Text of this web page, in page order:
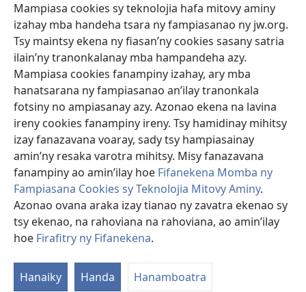
Mampiasa cookies sy teknolojia hafa mitovy aminy
izahay mba handeha tsara ny fampiasanao ny jw.org.
Tsy maintsy ekena ny fiasan’ny cookies sasany satria
ilain’ny tranonkalanay mba hampandeha azy.
Mampiasa cookies fanampiny izahay, ary mba
hanatsarana ny fampiasanao an’ilay tranonkala
fotsiny no ampiasanay azy. Azonao ekena na lavina
ireny cookies fanampiny ireny. Tsy hamidinay mihitsy
izay fanazavana voaray, sady tsy hampiasainay
amin’ny resaka varotra mihitsy. Misy fanazavana
fanampiny ao amin’ilay hoe Fifanekena Momba ny
Fampiasana Cookies sy Teknolojia Mitovy Aminy.
Azonao ovana araka izay tianao ny zavatra ekenao sy
tsy ekenao, na rahoviana na rahoviana, ao amin’ilay
hoe Firafitry ny Fifanekena.
Hanaiky Handa Hanamboatra
Fanomezana
(manokatra
rohy)
FITEHIRIZAM-BOKIN’NY Vavolombelon’i Jehovah
(manokatra
rohy)
JW Hub
(manokatra
rohy)
JW Library
Watchtower Library ®
Copyright© 2026 Watch Tower Bible and Tract Society of Pennsylvania.
FIFANEKENA| FIFANEKENA MOMBA NY TSIAMBARATELO
NY FIFANEKENA